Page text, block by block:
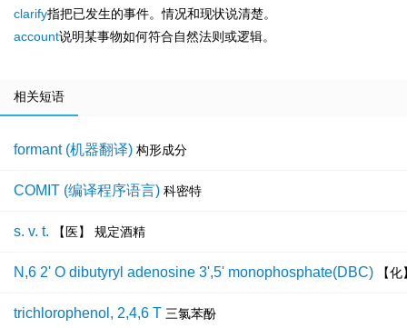
clarify指把已发生的事件。情况和现状说清楚。
account说明某事物如何符合自然法则或逻辑。
相关短语
formant (机器翻译) 构形成分
COMIT (编译程序语言) 科密特
s. v. t. 【医】 规定酒精
N,6 2' O dibutyryl adenosine 3',5' monophosphate(DBC) 【
trichlorophenol, 2,4,6 T 三氯苯酚